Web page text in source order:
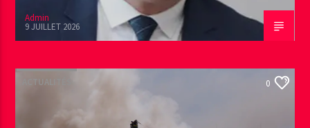
Admin
9 JUILLET 2026
ACTUALITÉS 0